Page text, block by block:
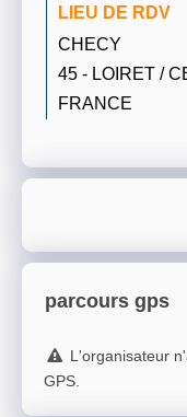
LIEU DE RDV
CHECY
45 - LOIRET /
FRANCE
parcours gps
L'organisateur
GPS.